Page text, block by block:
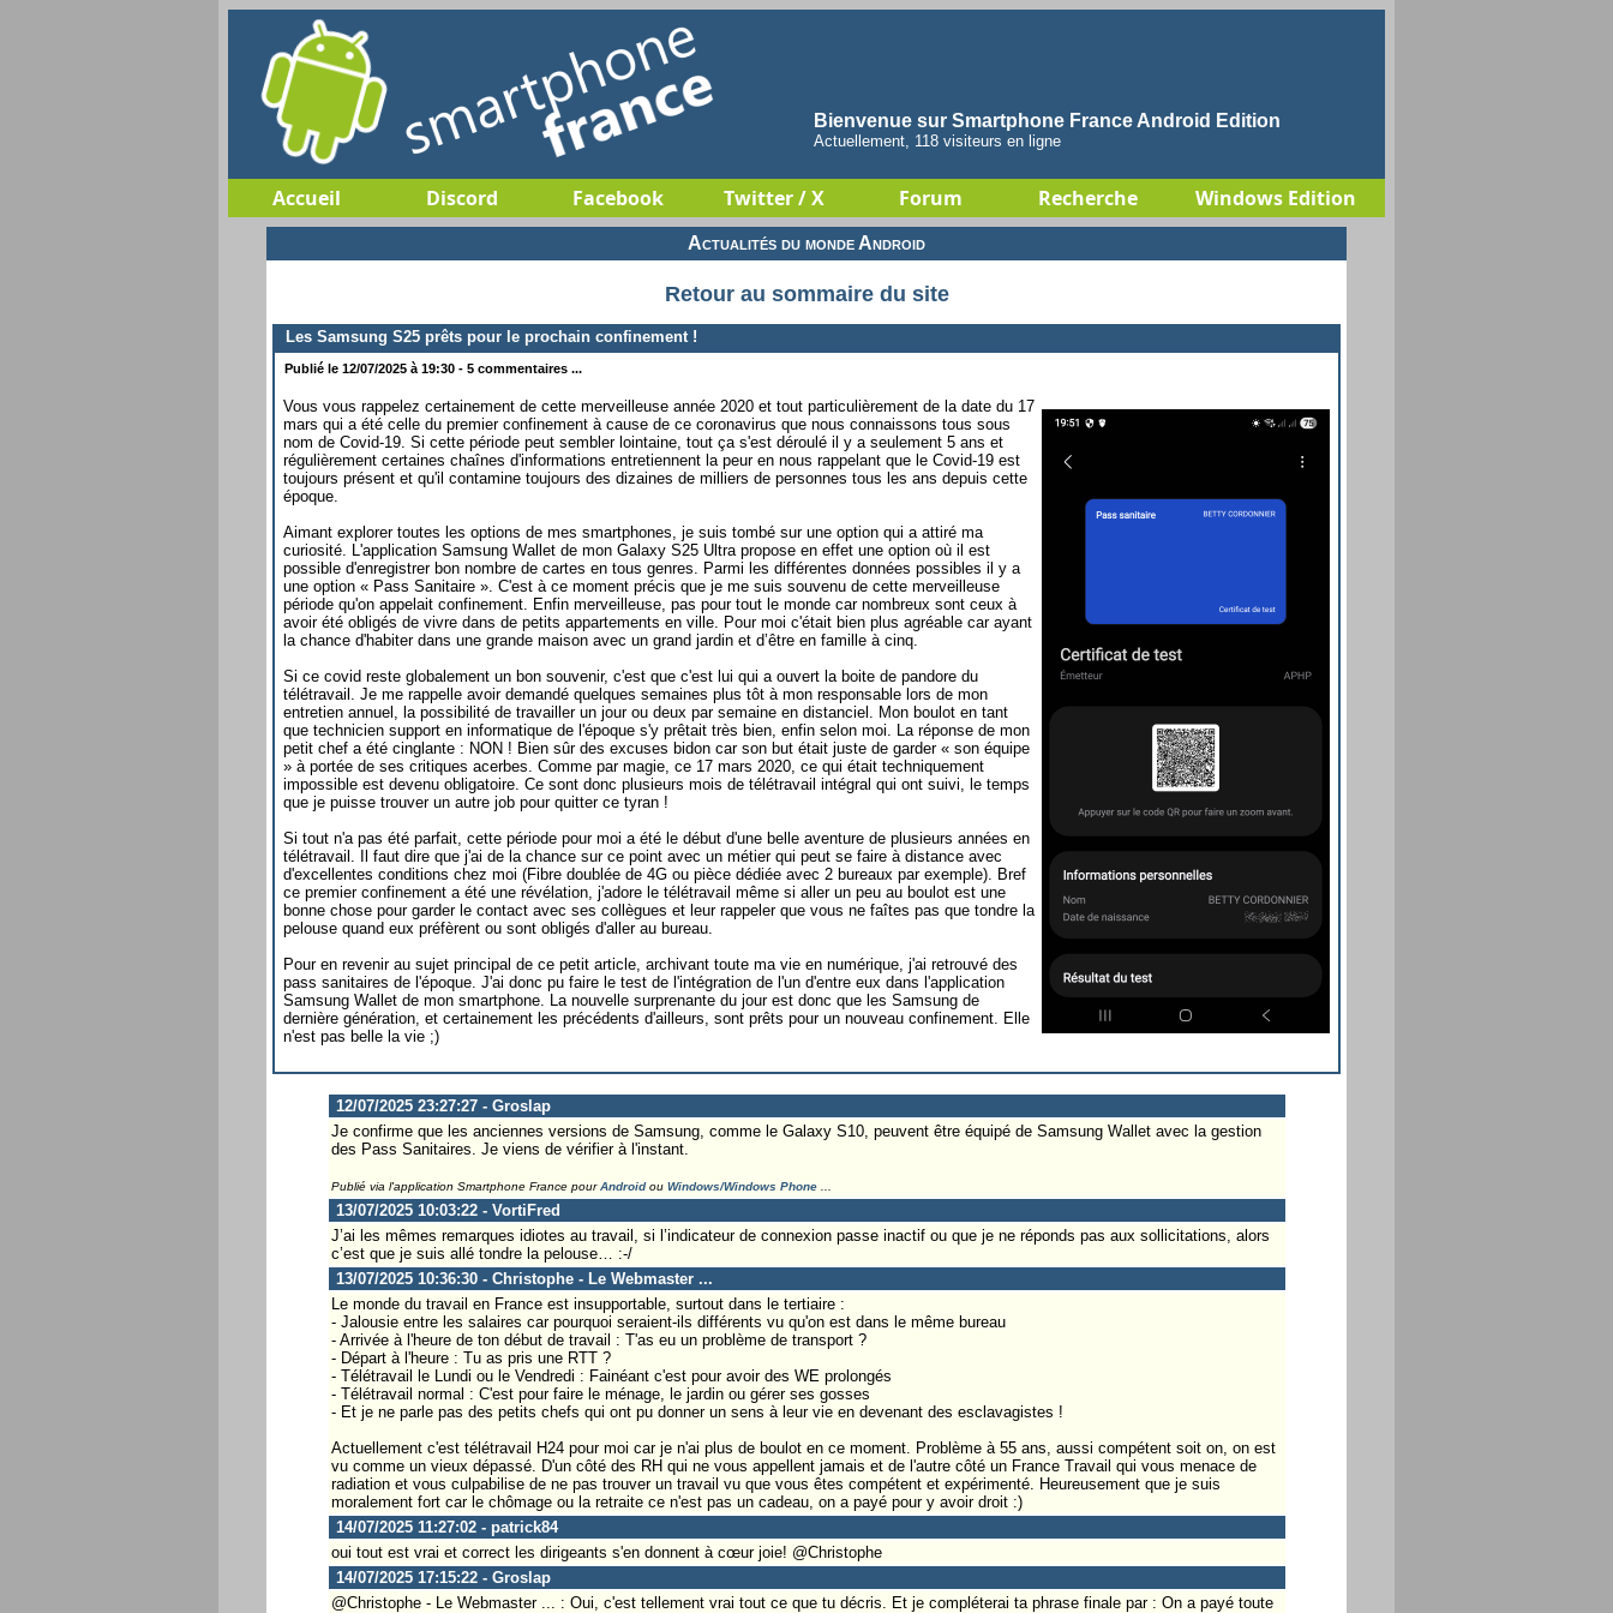
Bienvenue sur Smartphone France Android Edition
Actuellement, 118 visiteurs en ligne
Accueil Discord Facebook Twitter / X Forum Recherche Windows Edition
Actualités du monde Android
Retour au sommaire du site
Les Samsung S25 prêts pour le prochain confinement !
Publié le 12/07/2025 à 19:30 - 5 commentaires ...
Vous vous rappelez certainement de cette merveilleuse année 2020 et tout particulièrement de la date du 17
mars qui a été celle du premier confinement à cause de ce coronavirus que nous connaissons tous sous
nom de Covid-19. Si cette période peut sembler lointaine, tout ça s'est déroulé il y a seulement 5 ans et
régulièrement certaines chaînes d'informations entretiennent la peur en nous rappelant que le Covid-19 est
toujours présent et qu'il contamine toujours des dizaines de milliers de personnes tous les ans depuis cette
époque.
Aimant explorer toutes les options de mes smartphones, je suis tombé sur une option qui a attiré ma
curiosité. L'application Samsung Wallet de mon Galaxy S25 Ultra propose en effet une option où il est
possible d'enregistrer bon nombre de cartes en tous genres. Parmi les différentes données possibles il y a
une option « Pass Sanitaire ». C'est à ce moment précis que je me suis souvenu de cette merveilleuse
période qu'on appelait confinement. Enfin merveilleuse, pas pour tout le monde car nombreux sont ceux à
avoir été obligés de vivre dans de petits appartements en ville. Pour moi c'était bien plus agréable car ayant
la chance d'habiter dans une grande maison avec un grand jardin et d’être en famille à cinq.
Si ce covid reste globalement un bon souvenir, c'est que c'est lui qui a ouvert la boite de pandore du
télétravail. Je me rappelle avoir demandé quelques semaines plus tôt à mon responsable lors de mon
entretien annuel, la possibilité de travailler un jour ou deux par semaine en distanciel. Mon boulot en tant
que technicien support en informatique de l'époque s'y prêtait très bien, enfin selon moi. La réponse de mon
petit chef a été cinglante : NON ! Bien sûr des excuses bidon car son but était juste de garder « son équipe
» à portée de ses critiques acerbes. Comme par magie, ce 17 mars 2020, ce qui était techniquement
impossible est devenu obligatoire. Ce sont donc plusieurs mois de télétravail intégral qui ont suivi, le temps
que je puisse trouver un autre job pour quitter ce tyran !
Si tout n'a pas été parfait, cette période pour moi a été le début d'une belle aventure de plusieurs années en
télétravail. Il faut dire que j'ai de la chance sur ce point avec un métier qui peut se faire à distance avec
d'excellentes conditions chez moi (Fibre doublée de 4G ou pièce dédiée avec 2 bureaux par exemple). Bref
ce premier confinement a été une révélation, j'adore le télétravail même si aller un peu au boulot est une
bonne chose pour garder le contact avec ses collègues et leur rappeler que vous ne faîtes pas que tondre la
pelouse quand eux préfèrent ou sont obligés d'aller au bureau.
Pour en revenir au sujet principal de ce petit article, archivant toute ma vie en numérique, j'ai retrouvé des
pass sanitaires de l'époque. J'ai donc pu faire le test de l'intégration de l'un d'entre eux dans l'application
Samsung Wallet de mon smartphone. La nouvelle surprenante du jour est donc que les Samsung de
dernière génération, et certainement les précédents d'ailleurs, sont prêts pour un nouveau confinement. Elle
n'est pas belle la vie ;)
12/07/2025 23:27:27 - Groslap
Je confirme que les anciennes versions de Samsung, comme le Galaxy S10, peuvent être équipé de Samsung Wallet avec la gestion
des Pass Sanitaires. Je viens de vérifier à l'instant.
Publié via l'application Smartphone France pourAndroidou Windows/Windows Phone...
13/07/2025 10:03:22 - VortiFred
J’ai les mêmes remarques idiotes au travail, si l’indicateur de connexion passe inactif ou que je ne réponds pas aux sollicitations, alors
c’est que je suis allé tondre la pelouse… :-/
13/07/2025 10:36:30 - Christophe - Le Webmaster ...
Le monde du travail en France est insupportable, surtout dans le tertiaire :
- Jalousie entre les salaires car pourquoi seraient-ils différents vu qu'on est dans le même bureau
- Arrivée à l'heure de ton début de travail : T'as eu un problème de transport ?
- Départ à l'heure : Tu as pris une RTT ?
- Télétravail le Lundi ou le Vendredi : Fainéant c'est pour avoir des WE prolongés
- Télétravail normal : C'est pour faire le ménage, le jardin ou gérer ses gosses
- Et je ne parle pas des petits chefs qui ont pu donner un sens à leur vie en devenant des esclavagistes !
Actuellement c'est télétravail H24 pour moi car je n'ai plus de boulot en ce moment. Problème à 55 ans, aussi compétent soit on, on est
vu comme un vieux dépassé. D'un côté des RH qui ne vous appellent jamais et de l'autre côté un France Travail qui vous menace de
radiation et vous culpabilise de ne pas trouver un travail vu que vous êtes compétent et expérimenté. Heureusement que je suis
moralement fort car le chômage ou la retraite ce n'est pas un cadeau, on a payé pour y avoir droit :)
14/07/2025 11:27:02 - patrick84
oui tout est vrai et correct les dirigeants s'en donnent à cœur joie! @Christophe
14/07/2025 17:15:22 - Groslap
@Christophe - Le Webmaster ... : Oui, c'est tellement vrai tout ce que tu décris. Et je compléterai ta phrase finale par : On a payé toute